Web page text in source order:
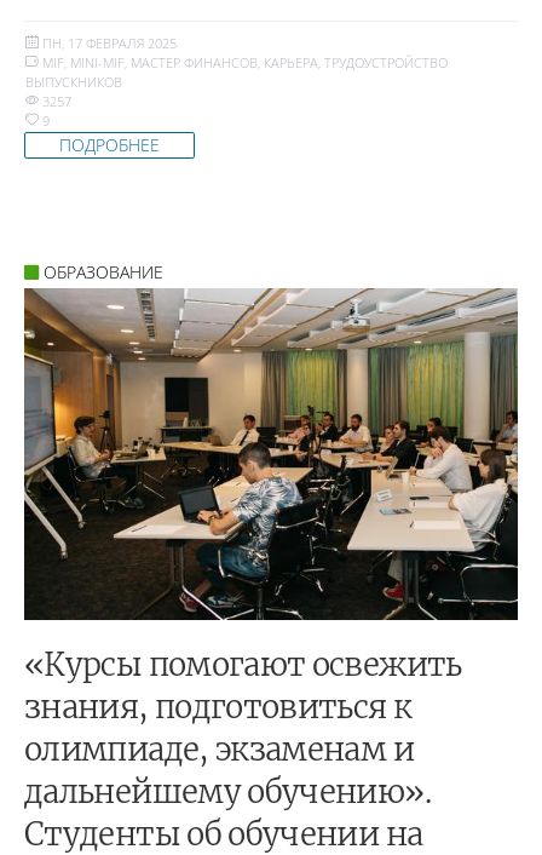
ПН, 17 ФЕВРАЛЯ 2025
MIF, MINI-MIF, МАСТЕР ФИНАНСОВ, КАРЬЕРА, ТРУДОУСТРОЙСТВО
ВЫПУСКНИКОВ
3257
9
ПОДРОБНЕЕ
ОБРАЗОВАНИЕ
«Курсы помогают освежить
знания, подготовиться к
олимпиаде, экзаменам и
дальнейшему обучению».
Студенты об обучении на